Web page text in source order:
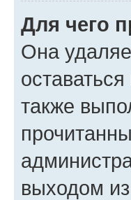
Для чего
Она
также
выходом